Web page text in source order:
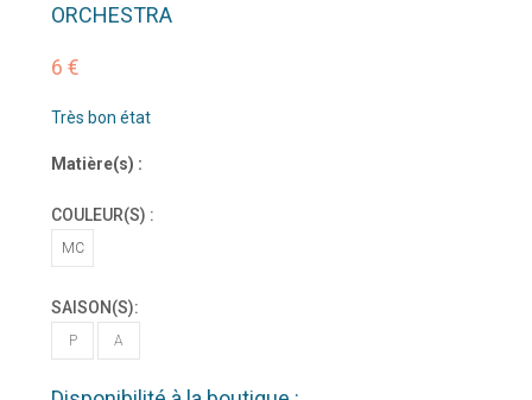
ORCHESTRA
6 €
Très bon état
Matière(s) :
COULEUR(S) :
MC
SAISON(S):
P A